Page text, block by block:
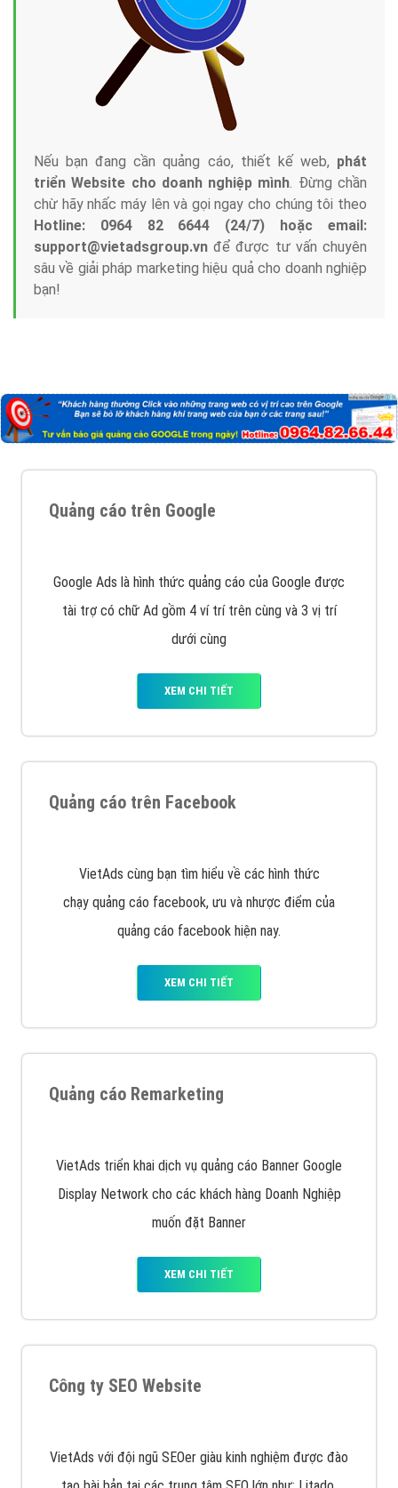
Tại sao chọn công ty Việt Ads làm đối tác
Marketing Online?
Công ty Việt Ads thành lập từ năm 2013
với bề dày kinh nghiệm sẽ tư vấn xây dựng và phát
triển thương hiệu của doanh nghiệp bạn với mức chi
phí mà bạn có thể đầu tư cho marketing online. Đội
ngũ kỹ thuật quảng cáo trực tuyến, SEO, lập trình
Web chuyên sâu trong nghề, được đào tạo bài bản tại
trung tâm marketing online uy tín hàng năm, luôn đem
đến cho khách hàng sản phẩm/ dịch vụ chất
lượng.
triển Website cho doanh nghiệp mình. Đừng chần
Hotline: 0964 82 6644 (24/7) hoặc email:
support@vietadsgroup.vnđể được tư vấn chuyên
Quảng cáo trên Google
tài trợ có chữ Ad gồm 4 ví trí trên cùng và 3 vị trí
Quảng cáo trên Facebook